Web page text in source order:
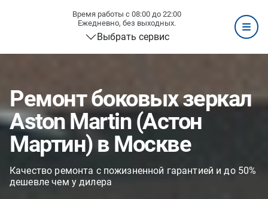
Время работы с 08:00 до 22:00
Ежедневно, без выходных.
Выбрать сервис
Ремонт боковых зеркал
Aston Martin (Астон
Мартин) в Москве
Качество ремонта с пожизненной гарантией и до 50%
дешевле чем у дилера